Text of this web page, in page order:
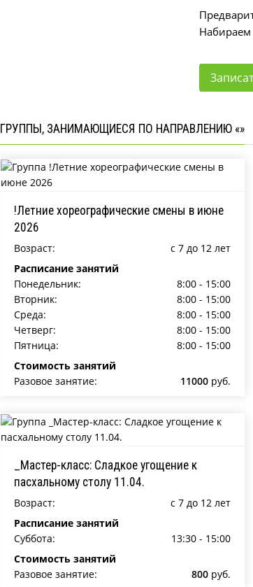
Набираем
ГРУППЫ, ЗАНИМАЮЩИЕСЯ ПО НАПРАВЛЕНИЮ «»
!Летние хореографические смены в июне
2026
Возраст:
c 7 до 12 лет
Расписание занятий
Понедельник:
8:00 - 15:00
Вторник:
8:00 - 15:00
Среда:
8:00 - 15:00
Четверг:
8:00 - 15:00
Пятница:
8:00 - 15:00
Стоимость занятий
Разовое занятие:
11000 руб.
_Мастер-класс: Сладкое угощение к
пасхальному столу 11.04.
Возраст:
c 7 до 12 лет
Расписание занятий
Суббота:
13:30 - 15:00
Стоимость занятий
Разовое занятие:
800 руб.